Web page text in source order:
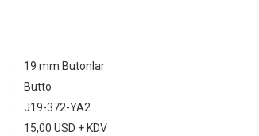
19 mm Butonlar
Butto
J19-372-YA2
15,00 USD + KDV